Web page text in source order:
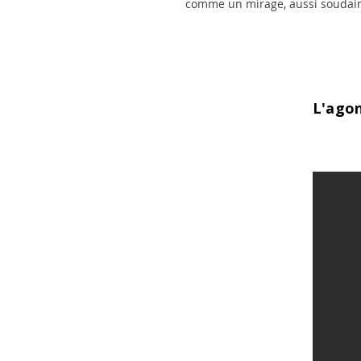
comme un mirage, aussi